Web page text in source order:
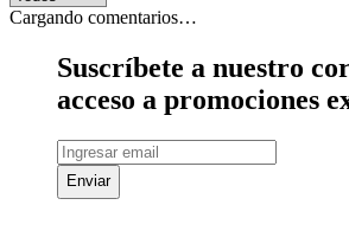
Cargando comentarios…
Suscríbete a nuestro
acceso a promociones
Enviar